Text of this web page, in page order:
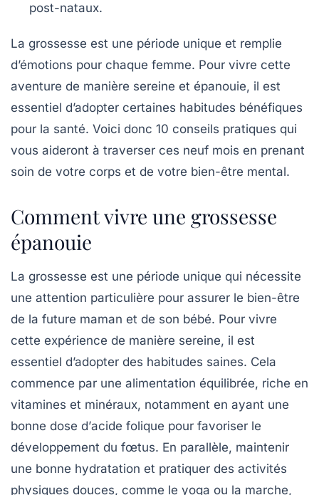
post-nataux.
La grossesse est une période unique et remplie
d’émotions pour chaque femme. Pour vivre cette
aventure de manière sereine et épanouie, il est
essentiel d’adopter certaines habitudes bénéfiques
pour la santé. Voici donc 10 conseils pratiques qui
vous aideront à traverser ces neuf mois en prenant
soin de votre corps et de votre bien-être mental.
Comment vivre une grossesse
épanouie
La grossesse est une période unique qui nécessite
une attention particulière pour assurer le bien-être
de la future maman et de son bébé. Pour vivre
cette expérience de manière sereine, il est
essentiel d’adopter des habitudes saines. Cela
commence par une alimentation équilibrée, riche en
vitamines et minéraux, notamment en ayant une
bonne dose d’acide folique pour favoriser le
développement du fœtus. En parallèle, maintenir
une bonne hydratation et pratiquer des activités
physiques douces, comme le yoga ou la marche,